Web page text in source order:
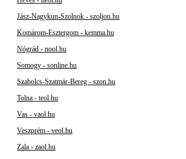
Jász-Nagykun-Szolnok - szoljon.hu
Komárom-Esztergom - kemma.hu
Nógrád - nool.hu
Somogy - sonline.hu
Szabolcs-Szatmár-Bereg - szon.hu
Tolna - teol.hu
Vas - vaol.hu
Veszprém - veol.hu
Zala - zaol.hu